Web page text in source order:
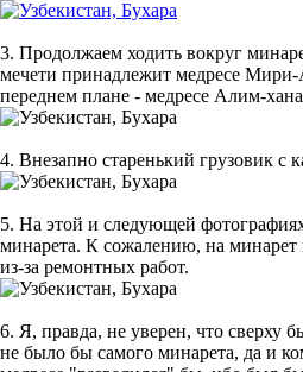
3. Продолжаем ходить вокруг
мечети принадлежит медресе Мири-
переднем плане - медресе Алим-
4. Внезапно старенький грузовик с
5. На этой и следующей
минарета. К сожалению, на минарет
из-за ремонтных работ.
6. Я, правда, не уверен, что сверху
не было бы самого минарета, да и